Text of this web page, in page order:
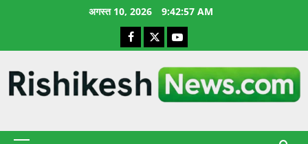
अगस्त 10, 2026 9:42:58 AM
Facebook
X YouTube